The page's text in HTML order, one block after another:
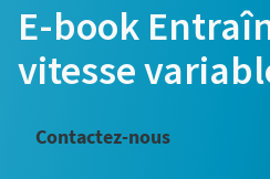
E-book
vitesse
Contactez-nous